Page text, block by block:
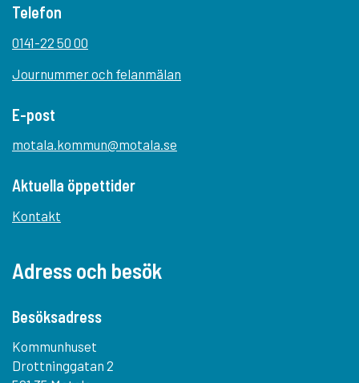
Telefon
0141-22 50 00
Journummer och felanmälan
E-post
motala.kommun@motala.se
Aktuella öppettider
Kontakt
Adress och besök
Besöksadress
Kommunhuset
Drottninggatan 2